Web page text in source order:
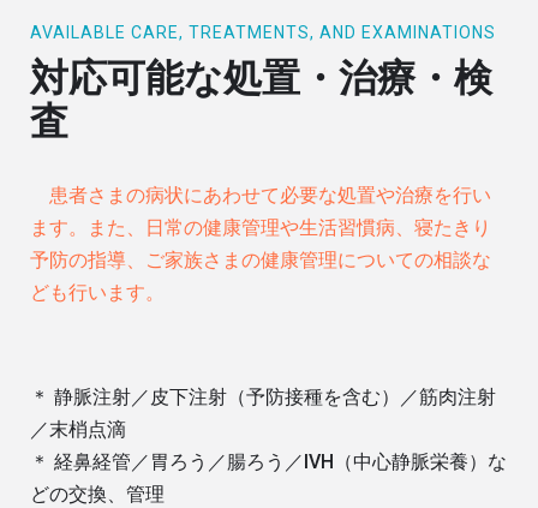
AVAILABLE CARE, TREATMENTS, AND EXAMINATIONS
対応可能な処置・治療・検
査
患者さまの病状にあわせて必要な処置や治療を行い
ます。また、日常の健康管理や生活習慣病、寝たきり
予防の指導、ご家族さまの健康管理についての相談な
ども行います。
＊ 静脈注射／皮下注射（予防接種を含む）／筋肉注射
／末梢点滴
＊ 経鼻経管／胃ろう／腸ろう／IVH（中心静脈栄養）な
どの交換、管理